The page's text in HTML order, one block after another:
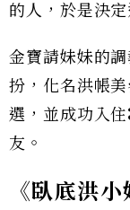
的人，於是決
金寶請妹妹的
扮，化名洪帳
選，並成功入
友。
《臥底洪